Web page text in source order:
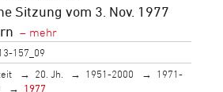
Sitzung vom 3. Nov. 1977
157_09
20. Jh. 1951-2000
1971-
1977